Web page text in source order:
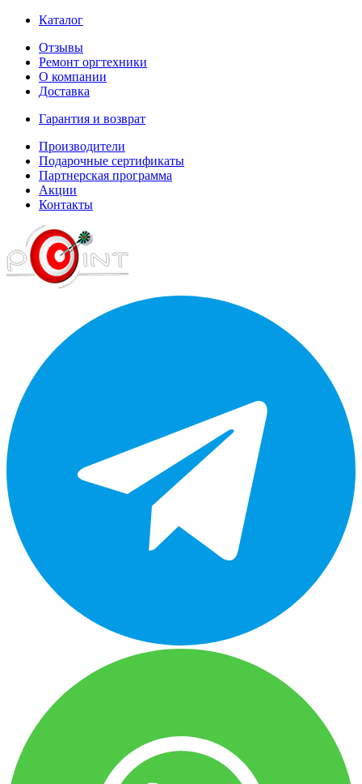
Каталог
Отзывы
Ремонт оргтехники
О компании
Доставка
Гарантия и возврат
Производители
Подарочные сертификаты
Партнерская программа
Акции
Контакты